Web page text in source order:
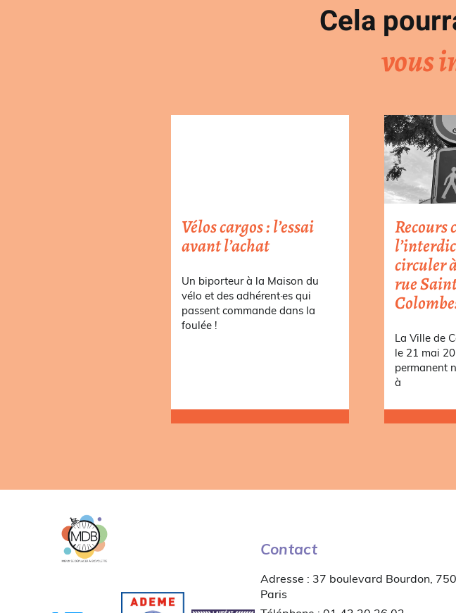
Cela
vous
Vélos cargos : l’essai
avant l’achat
Un biporteur à la Maison du
vélo et des adhérent·es qui
passent commande dans la
foulée !
Recours
circuler
rue
La Ville de
le 21 mai
permanent
à
Contact
Adresse : 37 boulevard Bourdon,
Paris